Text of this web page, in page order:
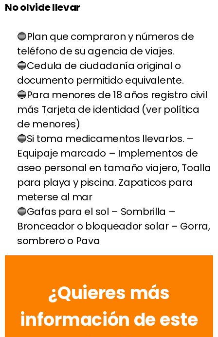
No olvide llevar
Plan que compraron y números de
teléfono de su agencia de viajes.
Cedula de ciudadanía original o
documento permitido equivalente.
Para menores de 18 años registro civil
más Tarjeta de identidad (ver política
de menores)
Si toma medicamentos llevarlos. –
Equipaje marcado – Implementos de
aseo personal en tamaño viajero, Toalla
para playa y piscina. Zapaticos para
meterse al mar
Gafas para el sol – Sombrilla –
Bronceador o bloqueador solar – Gorra,
sombrero o Pava
¿Quieres más
información de este